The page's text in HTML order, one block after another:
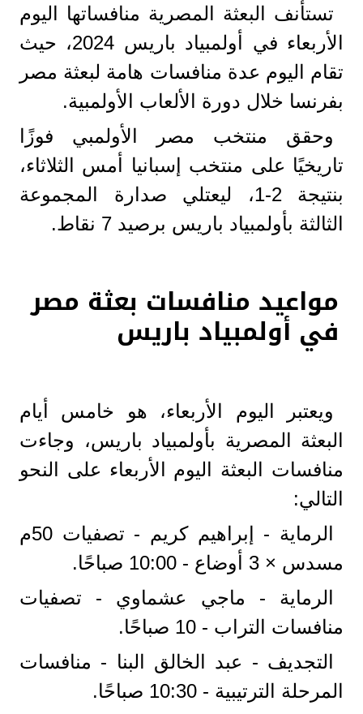
تستأنف البعثة المصرية منافساتها اليوم
الأربعاء في أولمبياد باريس 2024، حيث
تقام اليوم عدة منافسات هامة لبعثة مصر
بفرنسا خلال دورة الألعاب الأولمبية.
وحقق منتخب مصر الأولمبي فوزًا
تاريخيًا على منتخب إسبانيا أمس الثلاثاء،
بنتيجة 2-1، ليعتلي صدارة المجموعة
الثالثة بأولمبياد باريس برصيد 7 نقاط.
مواعيد منافسات بعثة مصر
في أولمبياد باريس
ويعتبر اليوم الأربعاء، هو خامس أيام
البعثة المصرية بأولمبياد باريس، وجاءت
منافسات البعثة اليوم الأربعاء على النحو
التالي:
الرماية - إبراهيم كريم - تصفيات 50م
مسدس × 3 أوضاع - 10:00 صباحًا.
الرماية - ماجي عشماوي - تصفيات
منافسات التراب - 10 صباحًا.
التجديف - عبد الخالق البنا - منافسات
المرحلة الترتيبية - 10:30 صباحًا.